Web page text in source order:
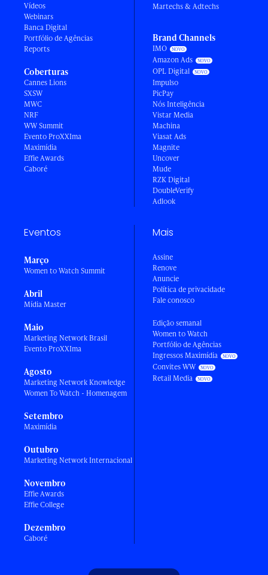
Vídeos
Webinars
Banca Digital
Portfólio de Agências
Reports
Coberturas
Cannes Lions
SXSW
MWC
NRF
WW Summit
Evento ProXXIma
Maximídia
Effie Awards
Caboré
Martechs & Adtechs
Brand Channels
IMO
Amazon Ads
OPL Digital
Impulso
PicPay
Nós Inteligência
Vistar Media
Machina
Viasat Ads
Magnite
Uncover
Mude
RZK Digital
DoubleVerify
Adlook
Eventos
Março
Women to Watch Summit
Abril
Mídia Master
Maio
Marketing Network Brasil
Evento ProXXIma
Agosto
Marketing Network Knowledge
Women To Watch - Homenagem
Setembro
Maximídia
Outubro
Marketing Network Internacional
Novembro
Effie Awards
Effie College
Dezembro
Caboré
Mais
Assine
Renove
Anuncie
Política de privacidade
Fale conosco
Edição semanal
Women to Watch
Portfólio de Agências
Ingressos Maximídia
Convites WW
Retail Media